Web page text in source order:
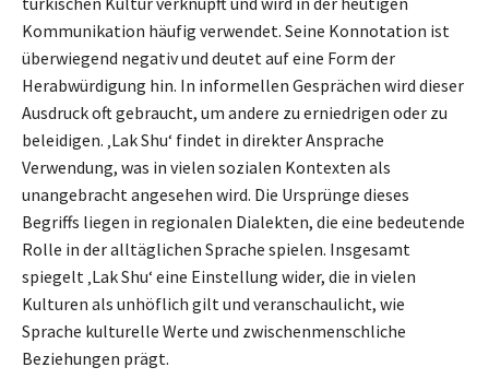
Kommunikation häufig verwendet. Seine Konnotation ist
überwiegend negativ und deutet auf eine Form der
Herabwürdigung hin. In informellen Gesprächen wird dieser
Ausdruck oft gebraucht, um andere zu erniedrigen oder zu
beleidigen. ‚Lak Shu‘ findet in direkter Ansprache
Verwendung, was in vielen sozialen Kontexten als
unangebracht angesehen wird. Die Ursprünge dieses
Begriffs liegen in regionalen Dialekten, die eine bedeutende
Rolle in der alltäglichen Sprache spielen. Insgesamt
spiegelt ‚Lak Shu‘ eine Einstellung wider, die in vielen
Kulturen als unhöflich gilt und veranschaulicht, wie
Sprache kulturelle Werte und zwischenmenschliche
Beziehungen prägt.